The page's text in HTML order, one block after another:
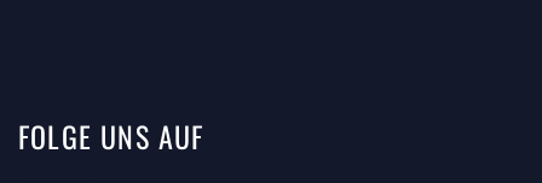
FOLGE UNS AUF